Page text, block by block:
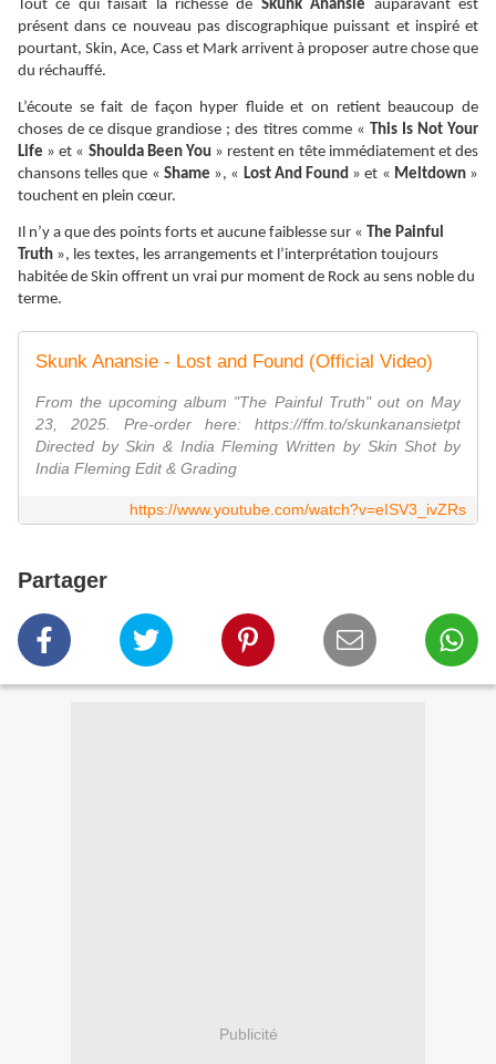
Tout ce qui faisait la richesse de Skunk Anansie auparavant est
présent dans ce nouveau pas discographique puissant et inspiré et
pourtant, Skin, Ace, Cass et Mark arrivent à proposer autre chose que
du réchauffé.
L’écoute se fait de façon hyper fluide et on retient beaucoup de
choses de ce disque grandiose ; des titres comme « This Is Not Your
Life » et « Shoulda Been You » restent en tête immédiatement et des
chansons telles que « Shame », « Lost And Found» et « Meltdown »
touchent en plein cœur.
Il n’y a que des points forts et aucune faiblesse sur « The Painful
Truth », les textes, les arrangements et l’interprétation toujours
habitée de Skin offrent un vrai pur moment de Rock au sens noble du
terme.
Skunk Anansie - Lost and Found (Official Video)
From the upcoming album "The Painful Truth" out on May
23, 2025. Pre-order here: https://ffm.to/skunkanansietpt
Directed by Skin & India Fleming Written by Skin Shot by
India Fleming Edit & Grading
https://www.youtube.com/watch?v=eISV3_ivZRs
Partager
Publicité